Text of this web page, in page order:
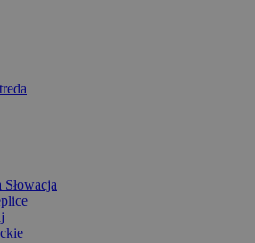
Słowacja